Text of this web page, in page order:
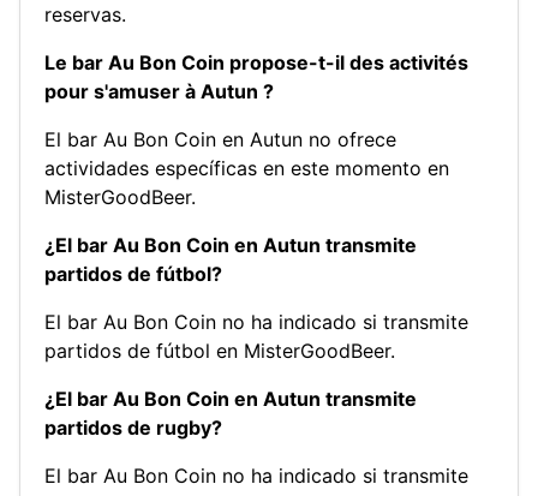
reservas.
Le bar Au Bon Coin propose-t-il des activités
pour s'amuser à Autun ?
El bar Au Bon Coin en Autun no ofrece
actividades específicas en este momento en
MisterGoodBeer.
¿El bar Au Bon Coin en Autun transmite
partidos de fútbol?
El bar Au Bon Coin no ha indicado si transmite
partidos de fútbol en MisterGoodBeer.
¿El bar Au Bon Coin en Autun transmite
partidos de rugby?
El bar Au Bon Coin no ha indicado si transmite